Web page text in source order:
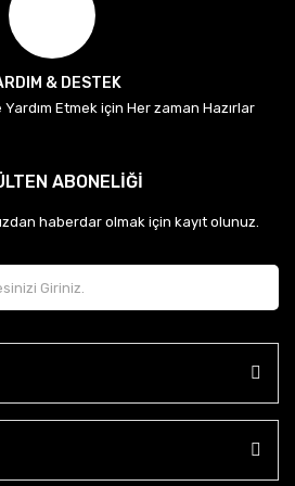
& DESTEK
Etmek için Her zaman Hazırlar
ABONELİĞİ
haberdar olmak için kayıt olunuz.